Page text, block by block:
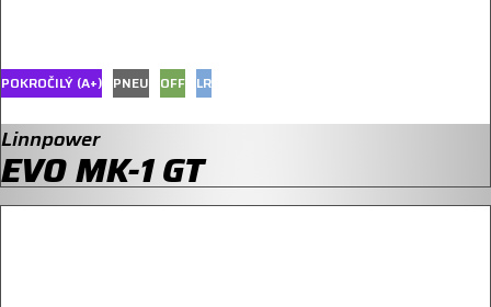
Linnpower
EVO MK-1 GT
POKROČILÝ (A+) PNEU OFF LR